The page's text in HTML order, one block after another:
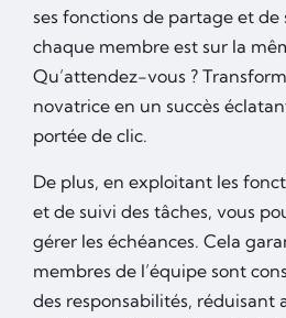
ses fonctions de partage et de
chaque membre est sur la
Qu’attendez-vous ?
novatrice en un succès
portée de clic.
De plus, en exploitant les
et de suivi des tâches, vous
gérer les échéances. Cela
membres de l’équipe sont
des responsabilités, réduisant